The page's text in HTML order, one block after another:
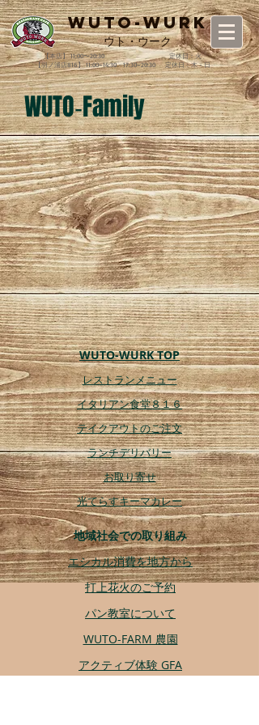
WUTO-WURK
​ウト・ウーク
【本店】 11:00〜20:30 定休日：火
【羽ノ浦店816】 11:00~14:30・17:30~20:30 定休日：木・日
​WUTO‐Family
WUTO-WURK TOP
レストランメニュー
イタリアン食堂８１６
テイクアウトのご注文
ランチデリバリー
お取り寄せ
​光てらすキーマカレー
地域社会での取り組み
エシカル消費を地方から
打上花火のご予約
パン教室について
WUTO-FARM 農園
アクティブ体験 GFA